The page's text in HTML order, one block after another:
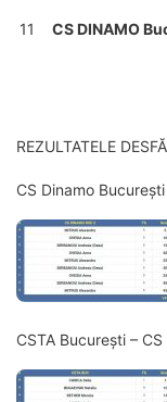
11 CS DINAMO
REZULTATELE
CS Dinamo
CSTA București –